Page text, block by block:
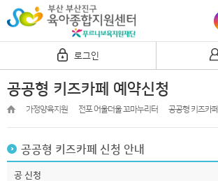
로그인
공공형 키즈카페 예약신청
가정양육지원 전포 어울더울 꼬마누리터 공공형 키즈카
공공형 키즈카페 신청 안내
공 신청